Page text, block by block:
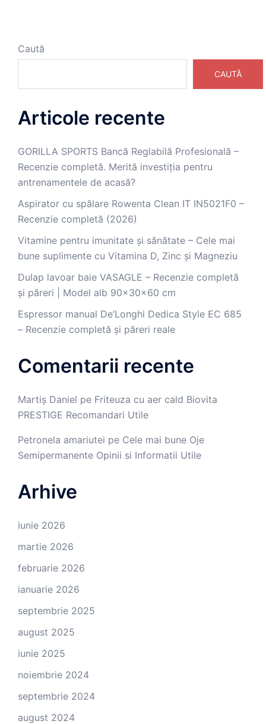
Caută
CAUTĂ
Articole recente
GORILLA SPORTS Bancă Reglabilă Profesională –
Recenzie completă. Merită investiția pentru
antrenamentele de acasă?
Aspirator cu spălare Rowenta Clean IT IN5021F0 –
Recenzie completă (2026)
Vitamine pentru imunitate și sănătate – Cele mai
bune suplimente cu Vitamina D, Zinc și Magneziu
Dulap lavoar baie VASAGLE – Recenzie completă
și păreri | Model alb 90x30x60 cm
Espressor manual De’Longhi Dedica Style EC 685
– Recenzie completă și păreri reale
Comentarii recente
Martiș Daniel pe Friteuza cu aer cald Biovita
PRESTIGE Recomandari Utile
Petronela amariutei pe Cele mai bune Oje
Semipermanente Opinii si Informatii Utile
Arhive
iunie 2026
martie 2026
februarie 2026
ianuarie 2026
septembrie 2025
august 2025
iunie 2025
noiembrie 2024
septembrie 2024
august 2024